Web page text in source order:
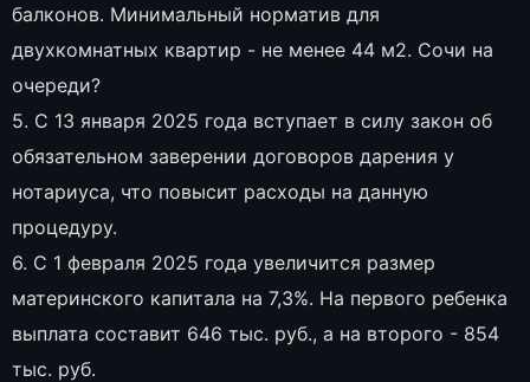
балконов. Минимальный норматив для
двухкомнатных квартир - не менее 44 м2. Сочи на
очереди?
5. С 13 января 2025 года вступает в силу закон об
обязательном заверении договоров дарения у
нотариуса, что повысит расходы на данную
процедуру.
6. С 1 февраля 2025 года увеличится размер
материнского капитала на 7,3%. На первого ребенка
выплата составит 646 тыс. руб., а на второго - 854
тыс. руб.